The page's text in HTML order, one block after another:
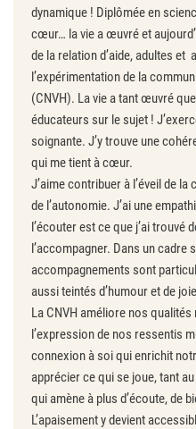
dynamique ! Diplômée en
cœur… la vie a œuvré et
de la relation d’aide, adultes et
l’expérimentation de la
(CNVH). La vie a tant œuvré
éducateurs sur le sujet !
soignante. J’y trouve une
qui me tient à cœur.
J’aime contribuer à l’éveil de
de l’autonomie. J’ai une
l’écouter est ce que j’ai trouvé
l’accompagner. Dans un cadre
accompagnements sont
aussi teintés d’humour et de
La CNVH améliore nos
l’expression de nos ressentis
connexion à soi qui enrichit
apprécier ce qui se joue, tant
qui amène à plus d’écoute, de
L’apaisement y devient